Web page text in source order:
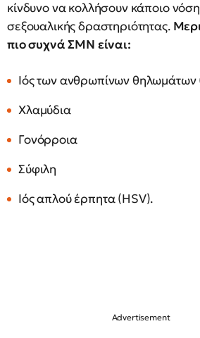
κίνδυνο να κολλήσουν κάποιο
σεξουαλικής δραστηριότητας.
πιο συχνά ΣΜΝ είναι:
Ιός των ανθρωπίνων θηλωμάτων
Χλαμύδια
Γονόρροια
Σύφιλη
Ιός απλού έρπητα (HSV).